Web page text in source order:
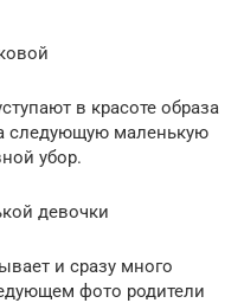
в красоте образа
следующую маленькую
убор.
девочки
и сразу много
фото родители